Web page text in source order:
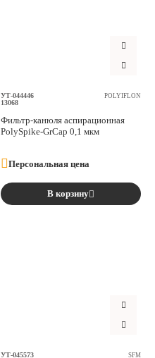
УТ-044446
13068
POLYIFLON
Фильтр-канюля аспирационная
PolySpike-GrCap 0,1 мкм
Персональная цена
В корзину
УТ-045573
SFM